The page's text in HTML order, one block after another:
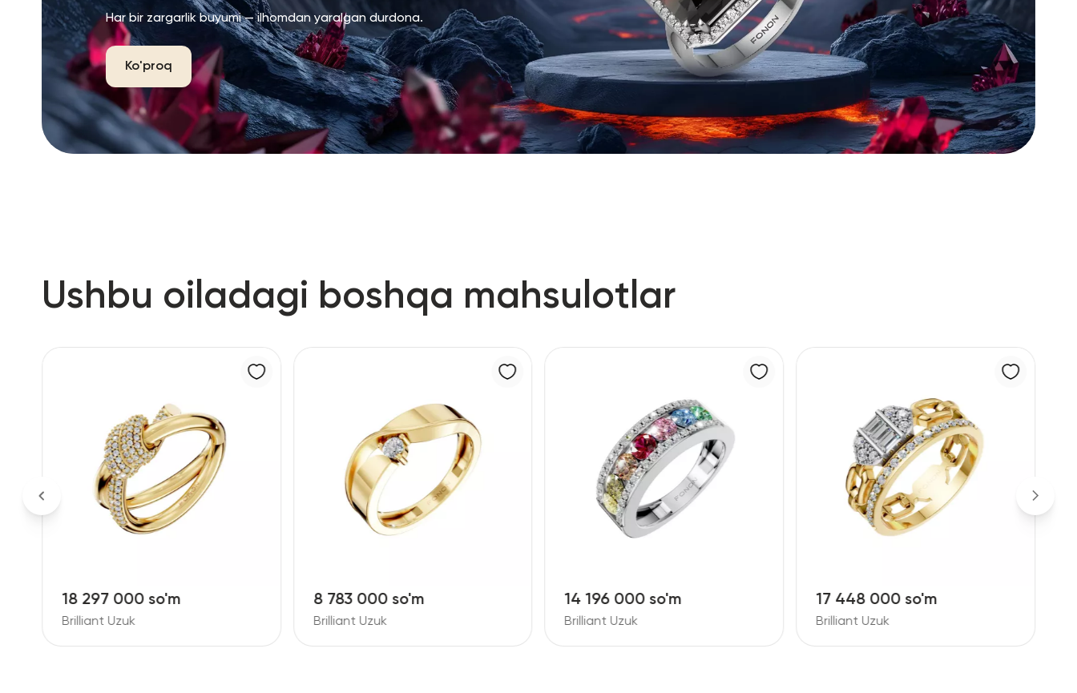
Har bir zargarlik buyumi — ilhomdan yaralgan durdona.
Ko'proq
Ushbu oiladagi boshqa mahsulotlar
8 783 000 so'm
Brilliant Uzuk
14 196 000 so'm
Brilliant Uzuk
17 448 000 so'm
Brilliant Uzuk
156 301 000 so'm
Brilliant Uzuk